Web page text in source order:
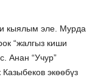
кыялым эле. Мурда
“жалгыз киши
Анан “Учур”
экөөбүз